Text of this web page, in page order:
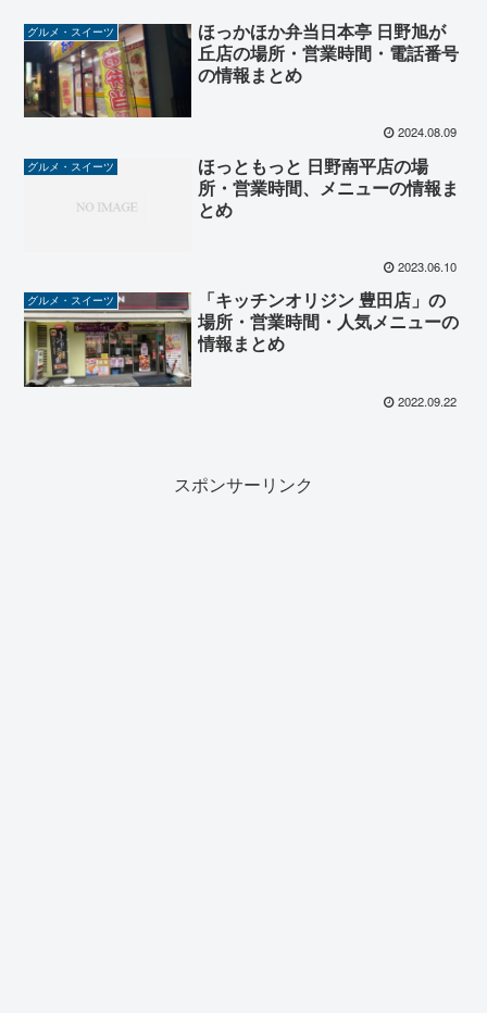
グルメ・スイーツ
ほっかほか弁当日本亭 日野旭が
丘店の場所・営業時間・電話番号
の情報まとめ
2024.08.09
グルメ・スイーツ
ほっともっと 日野南平店の場
所・営業時間、メニューの情報ま
とめ
2023.06.10
グルメ・スイーツ
「キッチンオリジン 豊田店」の
場所・営業時間・人気メニューの
情報まとめ
2022.09.22
スポンサーリンク